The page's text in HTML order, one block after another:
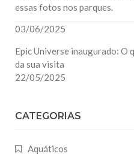
essas fotos nos parques.
03/06/2025
Epic Universe inaugurado: O
da sua visita
22/05/2025
CATEGORIAS
Aquáticos